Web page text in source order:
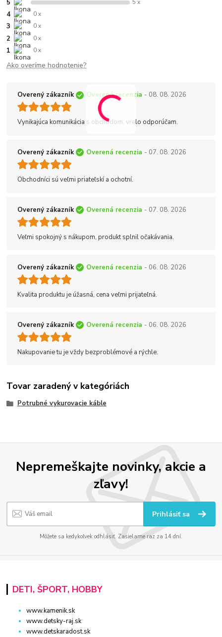
5 5 x
4 0 x
3 0 x
2 0 x
1 0 x
Ako overíme hodnotenie?
Overený zákazník Overená recenzia - 08. 08. 2026
Vynikajúca komunikácia s obchodom, vrelo odporúčam.
Overený zákazník Overená recenzia - 07. 08. 2026
Obchodníci sú veľmi priateľskí a ochotní.
Overený zákazník Overená recenzia - 07. 08. 2026
Veľmi spokojný s nákupom, produkt splnil očakávania.
Overený zákazník Overená recenzia - 06. 08. 2026
Kvalita produktu je úžasná, cena veľmi prijateľná.
Overený zákazník Overená recenzia - 06. 08. 2026
Nakupovanie tu je vždy bezproblémové a rýchle.
Tovar zaradený v kategóriách
Potrubné vykurovacie káble
Nepremeškajte novinky, akcie a
zľavy!
Prihlásiť sa
Môžete sa kedykoľvek odhlásiť. Zasielame raz za 14 dní.
DETI, ŠPORT, HOBBY
www.kamenik.sk
www.detsky-raj.sk
www.detskaradost.sk